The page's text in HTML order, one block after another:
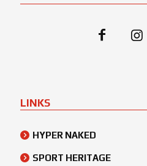
LINKS
HYPER NAKED
SPORT HERITAGE